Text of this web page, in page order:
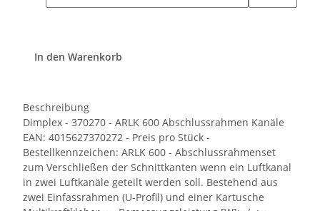
In den Warenkorb
Beschreibung
Dimplex - 370270 - ARLK 600 Abschlussrahmen Kanäle
EAN: 4015627370272 - Preis pro Stück -
Bestellkennzeichen: ARLK 600 - Abschlussrahmenset
zum Verschließen der Schnittkanten wenn ein Luftkanal
in zwei Luftkanäle geteilt werden soll. Bestehend aus
zwei Einfassrahmen (U-Profil) und einer Kartusche